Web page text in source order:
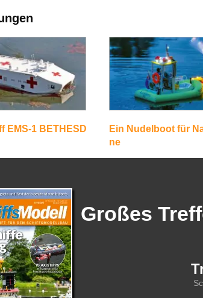
EMS-1 BETHESD
Ein Nudelboot für
ne
Großes